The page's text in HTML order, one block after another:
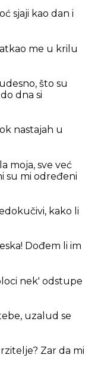
sjaji kao dan i
me u krilu
što su
dna si
nastajah u
moja, sve već
su mi određeni
kako li
Dođem li im
nek' odstupe
uzalud se
Zar da mi